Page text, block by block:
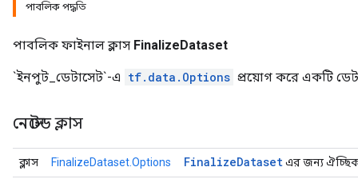
পাবলিক পদ্ধতি
পাবলিক ফাইনাল ক্লাস FinalizeDataset
`ইনপুট_ডেটাসেট`-এ tf.data.Options প্রয়োগ করে একটি
নেস্টেড ক্লাস
ক্লাস FinalizeDataset.Options FinalizeDatasetএর জন্য ঐচ্ছিক